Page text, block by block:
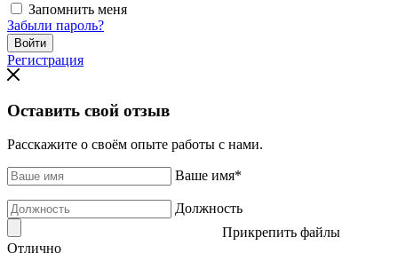
Запомнить меня
Забыли пароль?
Регистрация
Оставить свой отзыв
Расскажите о своём опыте работы с нами.
Ваше имя*
Должность
Прикрепить файлы
Отлично